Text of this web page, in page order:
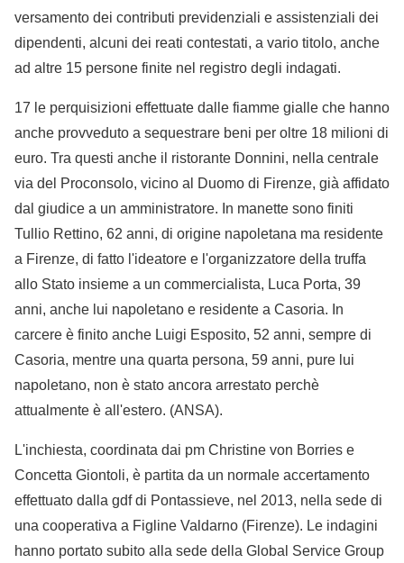
versamento dei contributi previdenziali e assistenziali dei
dipendenti, alcuni dei reati contestati, a vario titolo, anche
ad altre 15 persone finite nel registro degli indagati.
17 le perquisizioni effettuate dalle fiamme gialle che hanno
anche provveduto a sequestrare beni per oltre 18 milioni di
euro. Tra questi anche il ristorante Donnini, nella centrale
via del Proconsolo, vicino al Duomo di Firenze, già affidato
dal giudice a un amministratore. In manette sono finiti
Tullio Rettino, 62 anni, di origine napoletana ma residente
a Firenze, di fatto l'ideatore e l'organizzatore della truffa
allo Stato insieme a un commercialista, Luca Porta, 39
anni, anche lui napoletano e residente a Casoria. In
carcere è finito anche Luigi Esposito, 52 anni, sempre di
Casoria, mentre una quarta persona, 59 anni, pure lui
napoletano, non è stato ancora arrestato perchè
attualmente è all'estero. (ANSA).
L'inchiesta, coordinata dai pm Christine von Borries e
Concetta Giontoli, è partita da un normale accertamento
effettuato dalla gdf di Pontassieve, nel 2013, nella sede di
una cooperativa a Figline Valdarno (Firenze). Le indagini
hanno portato subito alla sede della Global Service Group